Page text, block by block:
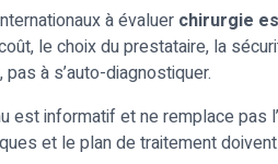
à évaluer chirurgie
le choix du prestataire, la
à s’auto-diagnostiquer.
est informatif et ne remplace pas
et le plan de traitement